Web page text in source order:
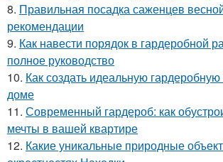
8. Правильная посадка саженцев
рекомендации
9. Как навести порядок в гардеробной
полное руководство
10. Как создать идеальную
доме
11. Современный гардероб: как
мечты в вашей квартире
12. Какие уникальные природные